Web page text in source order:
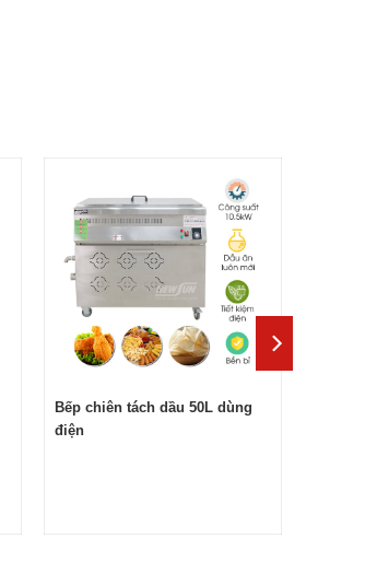
Bếp chiên tách dầu 50L dùng
điện